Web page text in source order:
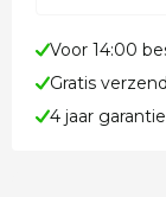
Voor 14:00
Gratis
4 jaar